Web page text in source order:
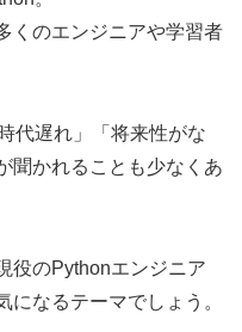
くのエンジニアや学習者
代遅れ」「将来性がな
聞かれることも少なくあ
役のPythonエンジニア
なるテーマでしょう。